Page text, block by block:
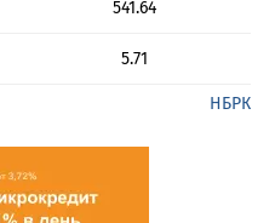
541.64
5.71
НБРК